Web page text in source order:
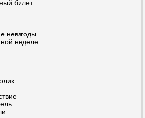
билет
невзгоды
неделе